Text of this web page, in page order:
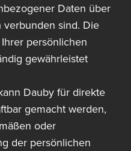
Daten über
verbunden sind. Die
persönlichen
gewährleistet
Dauby für direkte
gemacht werden,
oder
der persönlichen